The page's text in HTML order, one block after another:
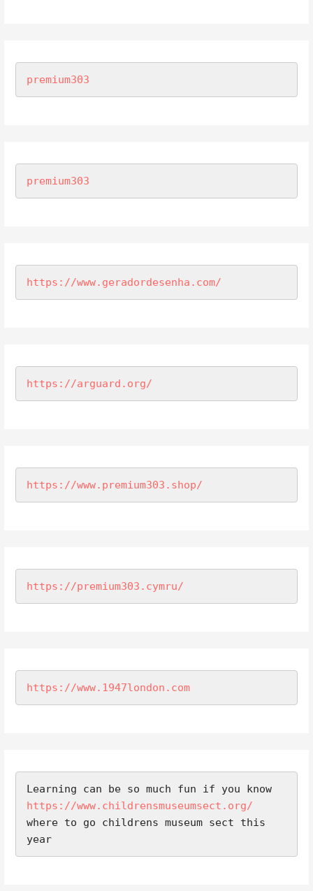
premium303
premium303
https://www.geradordesenha.com/
https://arguard.org/
https://www.premium303.shop/
https://premium303.cymru/
https://www.1947london.com
https://www.childrensmuseumsect.org/
where to go childrens museum sect this
year